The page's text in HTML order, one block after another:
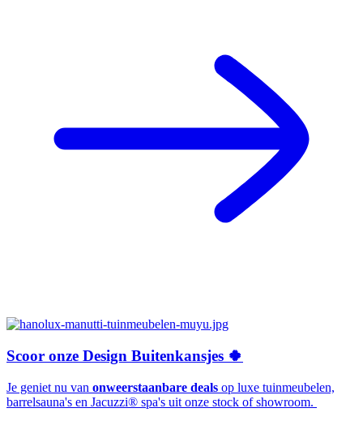
Scoor onze Design Buitenkansjes 🍀
Je geniet nu van onweerstaanbare deals op luxe tuinmeubelen,
barrelsauna's en Jacuzzi® spa's uit onze stock of showroom.